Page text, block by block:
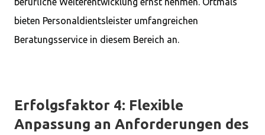
bieten Personaldientsleister umfangreichen
Beratungsservice in diesem Bereich an.
Erfolgsfaktor 4: Flexible
Anpassung an Anforderungen des